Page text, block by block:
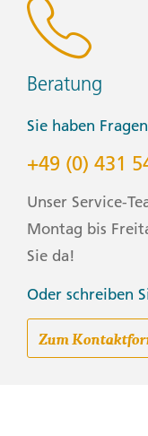
Beratung
Sie haben
+49 (0) 431
Unser Service-
Montag bis
Sie da!
Oder schreiben
Zum